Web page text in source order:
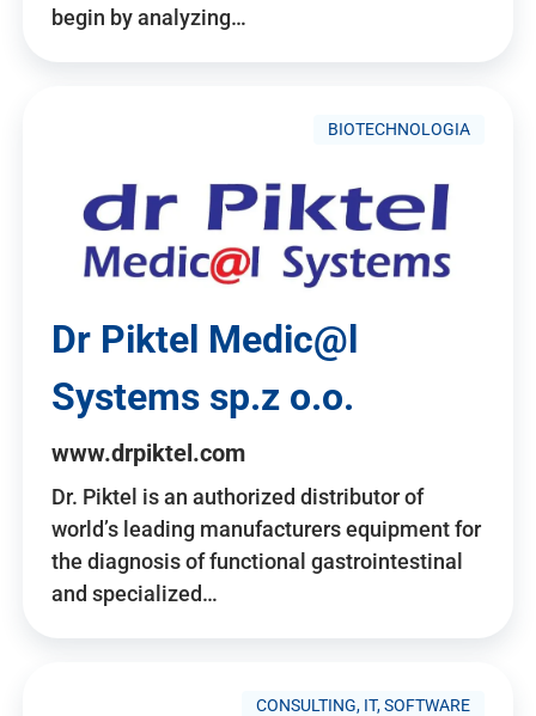
begin by analyzing…
BIOTECHNOLOGIA
Dr Piktel Medic@l
Systems sp.z o.o.
www.drpiktel.com
Dr. Piktel is an authorized distributor of
world’s leading manufacturers equipment for
the diagnosis of functional gastrointestinal
and specialized…
CONSULTING, IT, SOFTWARE